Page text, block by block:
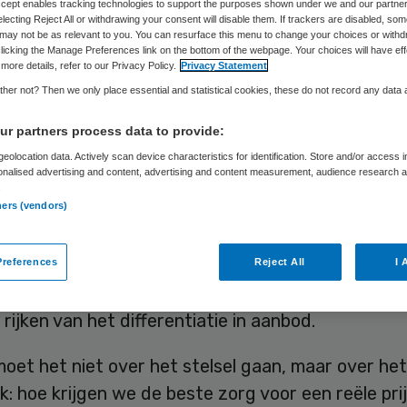
is niet het probleem, maar de kosten. We
discussie moeten voeren over de manier
kosten, transparantie en solidariteit: daarom is
voor een ander stelsel voor zorg. Er is
op het stelsel; zo zou het de zorg alleen
van het differentiatie in aanbod.
het niet over het stelsel gaan, maar over
hoe krijgen we de beste zorg voor een reële
enables tracking technologies to support the purposes shown under we and our
Reject All or withdrawing your consent will disable them. If trackers are disabled,
not be as relevant to you. You can resurface this menu to change your choices or
the Manage Preferences link on the bottom of the webpage. Your choices will have
details, refer to our Privacy Policy. Privacy Statement
not? Then we only place essential and statistical cookies, these do not record any data
partners process data to provide:
data. Actively scan device characteristics for identification. Store and/or access
advertising and content, advertising and content measurement, audience research
(vendors)
Reject All I